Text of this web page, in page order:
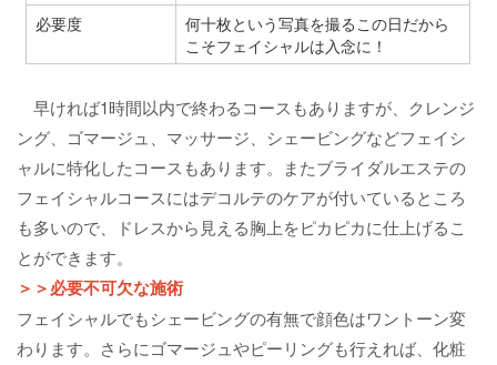
必要度
何十枚という写真を撮るこの日だから
こそフェイシャルは入念に！
早ければ1時間以内で終わるコースもありますが、クレンジ
ング、ゴマージュ、マッサージ、シェービングなどフェイシ
ャルに特化したコースもあります。またブライダルエステの
フェイシャルコースにはデコルテのケアが付いているところ
も多いので、ドレスから見える胸上をピカピカに仕上げるこ
とができます。
＞＞必要不可欠な施術
フェイシャルでもシェービングの有無で顔色はワントーン変
わります。さらにゴマージュやピーリングも行えれば、化粧